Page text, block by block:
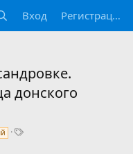
Вход Регистрация
донского
Т